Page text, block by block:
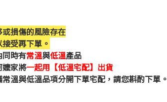
損傷的風險存在
受再下單。
同時有常溫與低溫產品
家將一起用【低溫宅配】出貨
溫與低溫品項分開下單宅配，請您斟酌下單。